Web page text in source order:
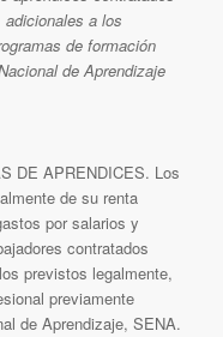
a los
de formación
de Aprendizaje
DE APRENDICES. Los
de su renta
por salarios y
contratados
previstos legalmente,
previamente
de Aprendizaje, SENA.